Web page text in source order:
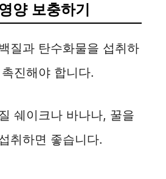
양 보충하기
질과 탄수화물을 섭취하
진해야 합니다.
쉐이크나 바나나, 꿀을
취하면 좋습니다.